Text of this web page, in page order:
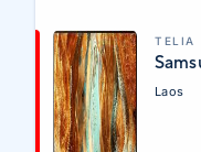
TELIA
Laos